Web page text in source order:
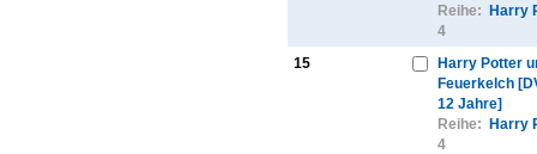
Reihe:
Harry
4
15
Harry Potter
Feuerkelch
12 Jahre]
Reihe:
Harry
4